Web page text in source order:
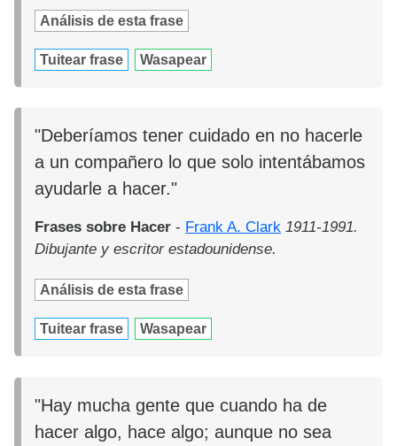
Análisis de esta frase
Tuitear frase Wasapear
"Deberíamos tener cuidado en no hacerle
a un compañero lo que solo intentábamos
ayudarle a hacer."
Frases sobre Hacer - Frank A. Clark 1911-1991.
Dibujante y escritor estadounidense.
Análisis de esta frase
Tuitear frase Wasapear
"Hay mucha gente que cuando ha de
hacer algo, hace algo; aunque no sea